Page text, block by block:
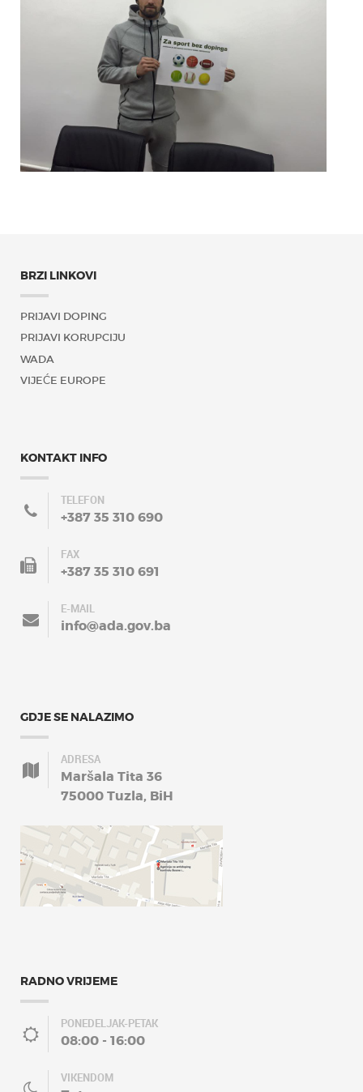
BRZI LINKOVI
PRIJAVI DOPING
PRIJAVI KORUPCIJU
WADA
VIJEĆE EUROPE
KONTAKT INFO
TELEFON
+387 35 310 690
FAX
+387 35 310 691
E-MAIL
info@ada.gov.ba
GDJE SE NALAZIMO
ADRESA
Maršala Tita 36
75000 Tuzla, BiH
RADNO VRIJEME
PONEDELJAK-PETAK
08:00 - 16:00
VIKENDOM